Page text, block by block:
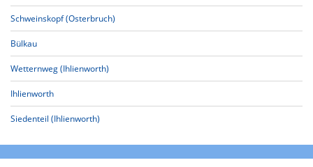
Schweinskopf (Osterbruch)
Bülkau
Wetternweg (Ihlienworth)
Ihlienworth
Siedenteil (Ihlienworth)